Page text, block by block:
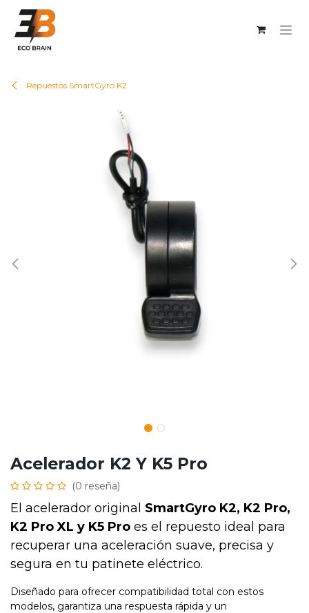
Repuestos SmartGyro K2
Acelerador K2 Y K5 Pro
(0 reseña)
El acelerador original SmartGyro K2, K2 Pro,
K2 Pro XL y K5 Pro es el repuesto ideal para
recuperar una aceleración suave, precisa y
segura en tu patinete eléctrico.
Diseñado para ofrecer compatibilidad total con estos
modelos, garantiza una respuesta rápida y un